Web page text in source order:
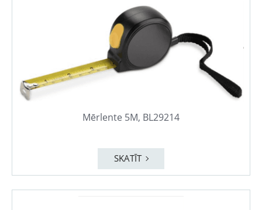
Mērlente 5M, BL29214
SKATĪT